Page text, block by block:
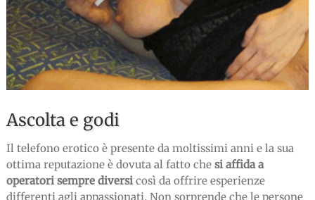
Ascolta e godi
Il telefono erotico è presente da moltissimi anni e la sua
ottima reputazione è dovuta al fatto che si affida a
operatori sempre diversicosì da offrire esperienze
differenti agli appassionati. Non sorprende che le persone